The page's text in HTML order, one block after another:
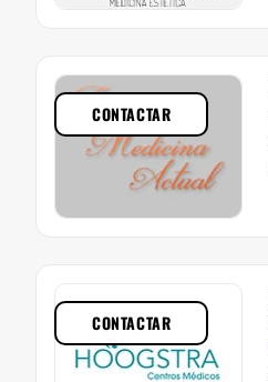
CONTACTAR
CONTACTAR